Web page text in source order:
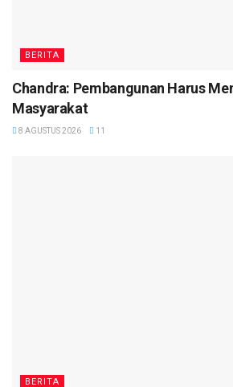
BERITA
Chandra: Pembangunan Harus
Masyarakat
8 AGUSTUS 2026 11
BERITA